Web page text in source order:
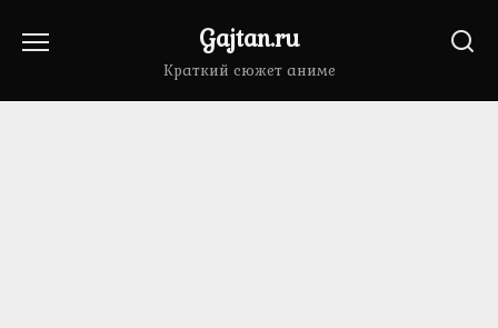
Gajtan.ru
Краткий сюжет аниме